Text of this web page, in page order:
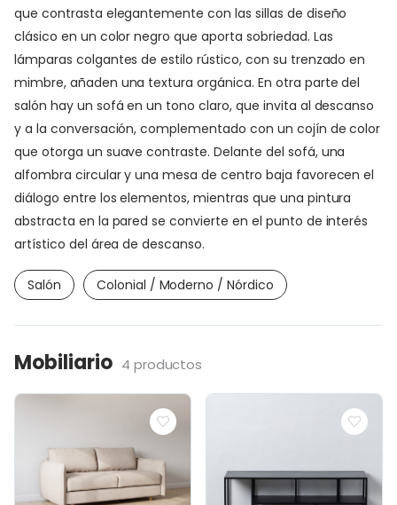
que contrasta elegantemente con las sillas de diseño
clásico en un color negro que aporta sobriedad. Las
lámparas colgantes de estilo rústico, con su trenzado en
mimbre, añaden una textura orgánica. En otra parte del
salón hay un sofá en un tono claro, que invita al descanso
y a la conversación, complementado con un cojín de color
que otorga un suave contraste. Delante del sofá, una
alfombra circular y una mesa de centro baja favorecen el
diálogo entre los elementos, mientras que una pintura
abstracta en la pared se convierte en el punto de interés
artístico del área de descanso.
Salón Colonial / Moderno / Nórdico
Mobiliario 4 productos